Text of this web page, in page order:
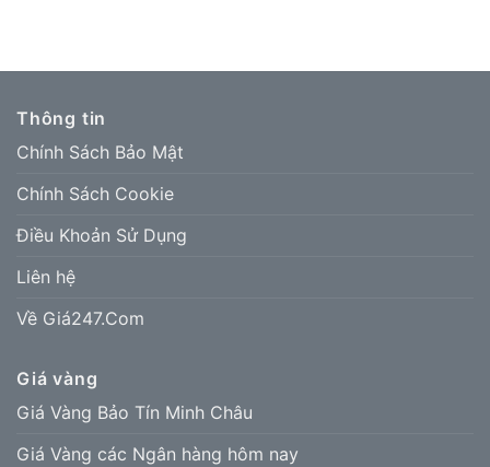
Thông tin
Chính Sách Bảo Mật
Chính Sách Cookie
Điều Khoản Sử Dụng
Liên hệ
Về Giá247.Com
Giá vàng
Giá Vàng Bảo Tín Minh Châu
Giá Vàng các Ngân hàng hôm nay